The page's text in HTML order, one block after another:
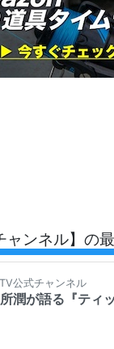
ャンネル】の
公式チャンネル
潤が語る『ティ